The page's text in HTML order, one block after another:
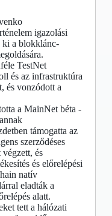
igazolási
ki a blokklánc-
TestNet
és az infrastruktúra
és vonzódott a
a MainNet béta -
támogatta az
szerződéses
és
és előrelépési
natív
eladták a
alatt.
tett a hálózati